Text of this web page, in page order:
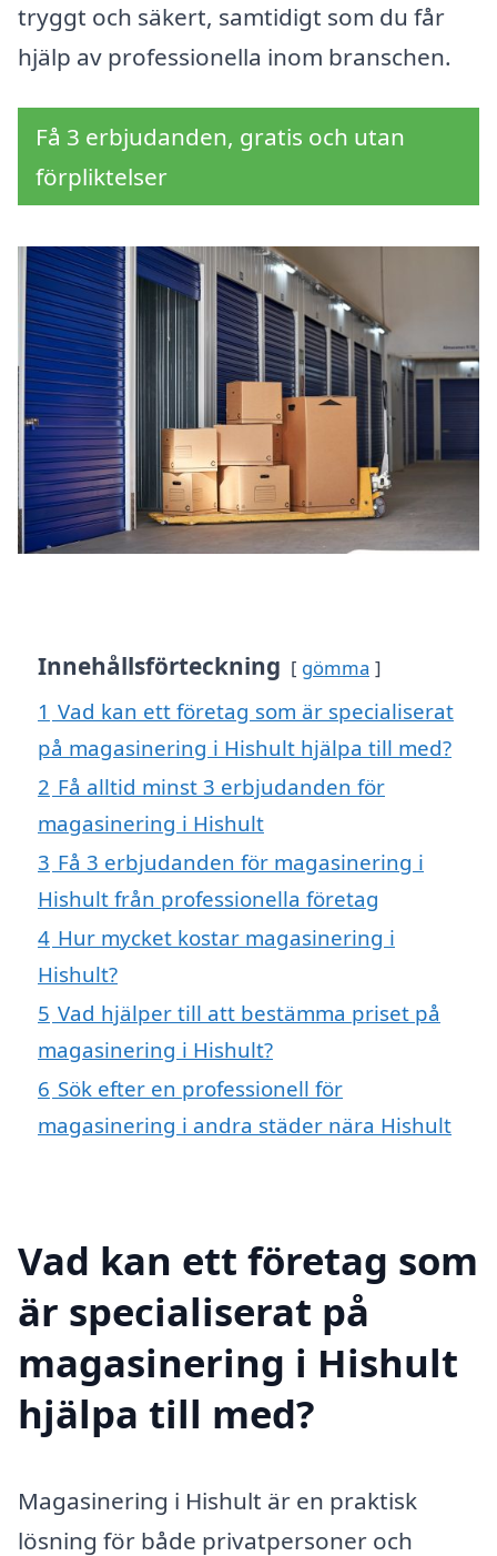
tryggt och säkert, samtidigt som du får
hjälp av professionella inom branschen.
Få 3 erbjudanden, gratis och utan
förpliktelser
Innehållsförteckning gömma
1 Vad kan ett företag som är specialiserat
på magasinering i Hishult hjälpa till med?
2 Få alltid minst 3 erbjudanden för
magasinering i Hishult
3 Få 3 erbjudanden för magasinering i
Hishult från professionella företag
4 Hur mycket kostar magasinering i
Hishult?
5 Vad hjälper till att bestämma priset på
magasinering i Hishult?
6 Sök efter en professionell för
magasinering i andra städer nära Hishult
Vad kan ett företag som
är specialiserat på
magasinering i Hishult
hjälpa till med?
Magasinering i Hishult är en praktisk
lösning för både privatpersoner och